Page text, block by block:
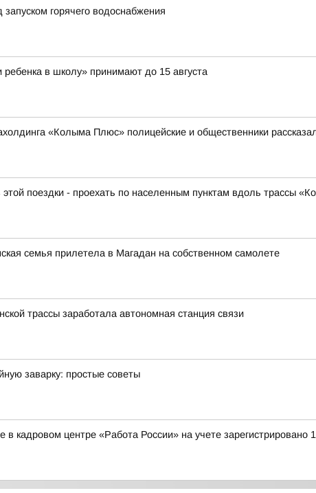
горячего водоснабжения
в школу» принимают до 15 августа
«Колыма Плюс» полицейские и общественники
поездки - проехать по населенным пунктам вдоль трассы
семья прилетела в Магадан на собственном самолете
трассы заработала автономная станция связи
заварку: простые советы
в кадровом центре «Работа России» на учете зарегистрировано